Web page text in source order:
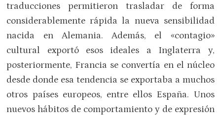
traducciones permitieron trasladar de forma
considerablemente rápida la nueva sensibilidad
nacida en Alemania. Además, el «contagio»
cultural exportó esos ideales a Inglaterra y,
posteriormente, Francia se convertía en el núcleo
desde donde esa tendencia se exportaba a muchos
otros países europeos, entre ellos España. Unos
nuevos hábitos de comportamiento y de expresión